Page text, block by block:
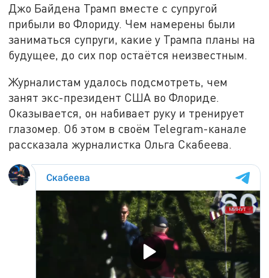
Джо Байдена Трамп вместе с супругой
прибыли во Флориду. Чем намерены были
заниматься супруги, какие у Трампа планы на
будущее, до сих пор остаётся неизвестным.
Журналистам удалось подсмотреть, чем
занят экс-президент США во Флориде.
Оказывается, он набивает руку и тренирует
глазомер. Об этом в своём Telegram-канале
рассказала журналистка Ольга Скабеева.